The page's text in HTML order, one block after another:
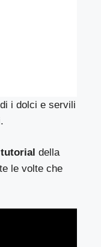
i dolci e servili
della
le volte che